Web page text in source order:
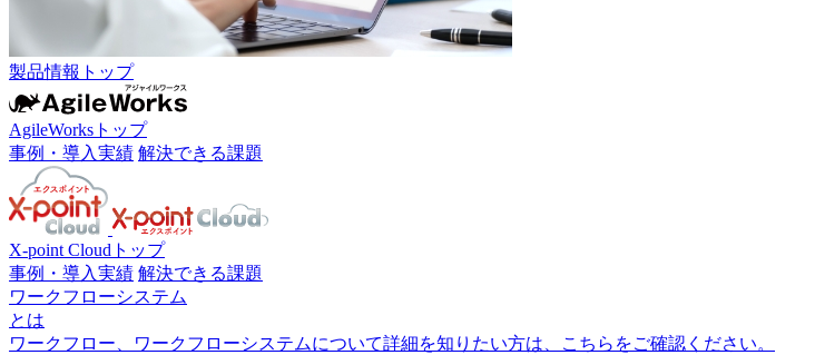
製品情報トップ
AgileWorksトップ
事例・導入実績 解決できる課題
X-point Cloudトップ
事例・導入実績 解決できる課題
ワークフローシステム
とは
ワークフロー、ワークフローシステムについて詳細を知りたい方は、こちらをご確認ください。